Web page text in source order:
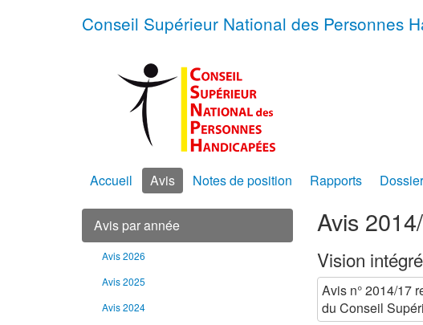
Conseil Supérieur National des Personnes
Accueil Avis Notes de position Rapports
Avis par année
Avis 2026
Avis 2025
Avis 2024
Avis
Vision
Avis n° 2014/17
du Conseil